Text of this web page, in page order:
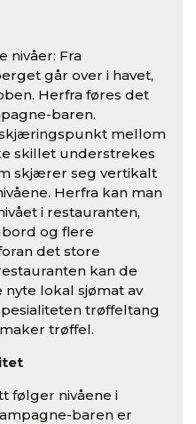
nivåer: Fra
går over i havet,
Herfra føres det
baren.
mellom
skillet understrekes
skjærer seg vertikalt
Herfra kan man
i restauranten,
og flere
det store
kan de
nyte lokal sjømat av
trøffeltang
trøffel.
følger nivåene i
baren er